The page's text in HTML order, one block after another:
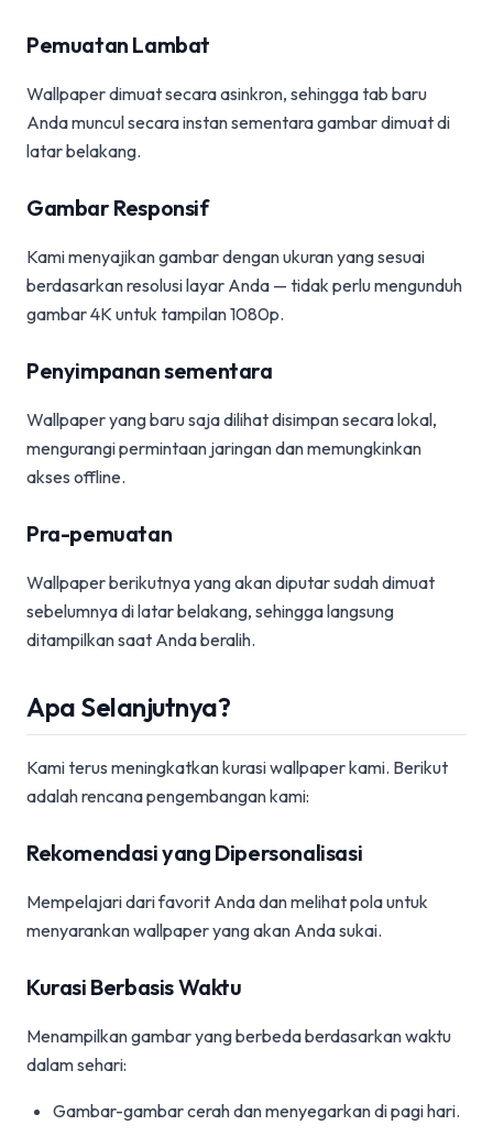
Pemuatan Lambat
Wallpaper dimuat secara asinkron, sehingga tab baru
Anda muncul secara instan sementara gambar dimuat di
latar belakang.
Gambar Responsif
Kami menyajikan gambar dengan ukuran yang sesuai
berdasarkan resolusi layar Anda — tidak perlu mengunduh
gambar 4K untuk tampilan 1080p.
Penyimpanan sementara
Wallpaper yang baru saja dilihat disimpan secara lokal,
mengurangi permintaan jaringan dan memungkinkan
akses offline.
Pra-pemuatan
Wallpaper berikutnya yang akan diputar sudah dimuat
sebelumnya di latar belakang, sehingga langsung
ditampilkan saat Anda beralih.
Apa Selanjutnya?
Kami terus meningkatkan kurasi wallpaper kami. Berikut
adalah rencana pengembangan kami:
Rekomendasi yang Dipersonalisasi
Mempelajari dari favorit Anda dan melihat pola untuk
menyarankan wallpaper yang akan Anda sukai.
Kurasi Berbasis Waktu
Menampilkan gambar yang berbeda berdasarkan waktu
dalam sehari:
Gambar-gambar cerah dan menyegarkan di pagi hari.